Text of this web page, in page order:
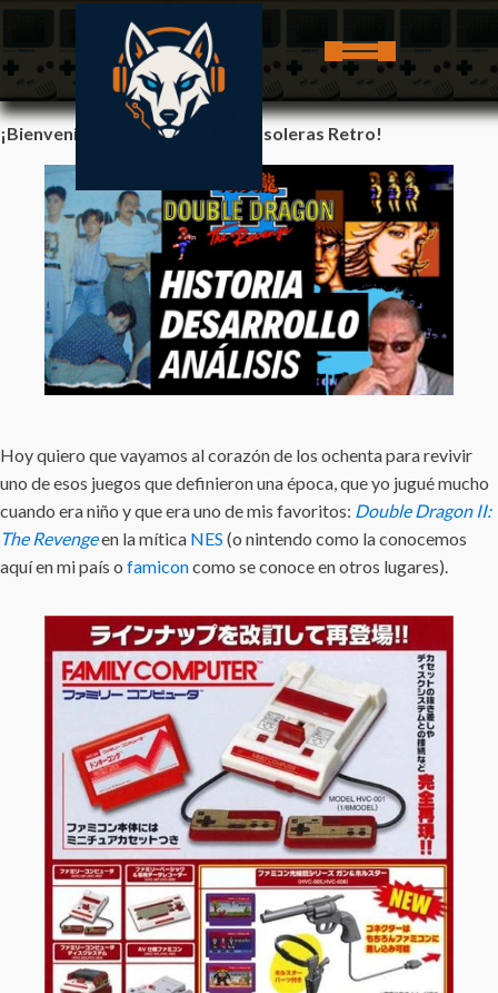
¡Bienvenidos, Consoleros Y Consoleras Retro!
Hoy quiero que vayamos al corazón de los ochenta para revivir
uno de esos juegos que definieron una época, que yo jugué mucho
cuando era niño y que era uno de mis favoritos: Double Dragon II:
The Revengeen la mítica NES (o nintendo como la conocemos
aquí en mi país o famiconcomo se conoce en otros lugares).